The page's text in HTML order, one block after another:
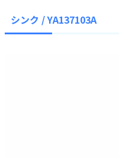
シンク / YA137103A